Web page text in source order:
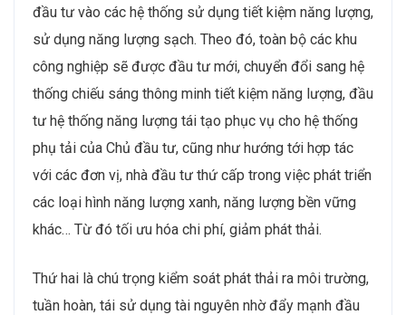
đầu tư vào các hệ thống sử dụng tiết kiệm năng lượng,
sử dụng năng lượng sạch. Theo đó, toàn bộ các khu
công nghiệp sẽ được đầu tư mới, chuyển đổi sang hệ
thống chiếu sáng thông minh tiết kiệm năng lượng, đầu
tư hệ thống năng lượng tái tạo phục vụ cho hệ thống
phụ tải của Chủ đầu tư, cũng như hướng tới hợp tác
với các đơn vị, nhà đầu tư thứ cấp trong việc phát triển
các loại hình năng lượng xanh, năng lượng bền vững
khác… Từ đó tối ưu hóa chi phí, giảm phát thải.
Thứ hai là chú trọng kiểm soát phát thải ra môi trường,
tuần hoàn, tái sử dụng tài nguyên nhờ đẩy mạnh đầu